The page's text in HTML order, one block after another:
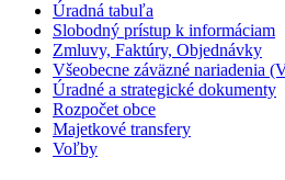
Úradná tabuľa
Slobodný prístup k informáciam
Zmluvy, Faktúry, Objednávky
Všeobecne záväzné nariadenia
Úradné a strategické dokumenty
Rozpočet obce
Majetkové transfery
Voľby